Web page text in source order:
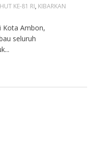
HUT KE-81 RI, KIBARKAN
Kota Ambon,
seluruh